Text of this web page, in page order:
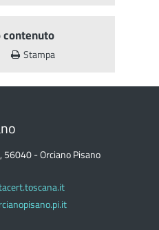
contenuto
Stampa
56040 - Orciano Pisano